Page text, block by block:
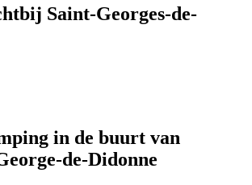
Saint-Georges-de-
in de buurt van
de-Didonne